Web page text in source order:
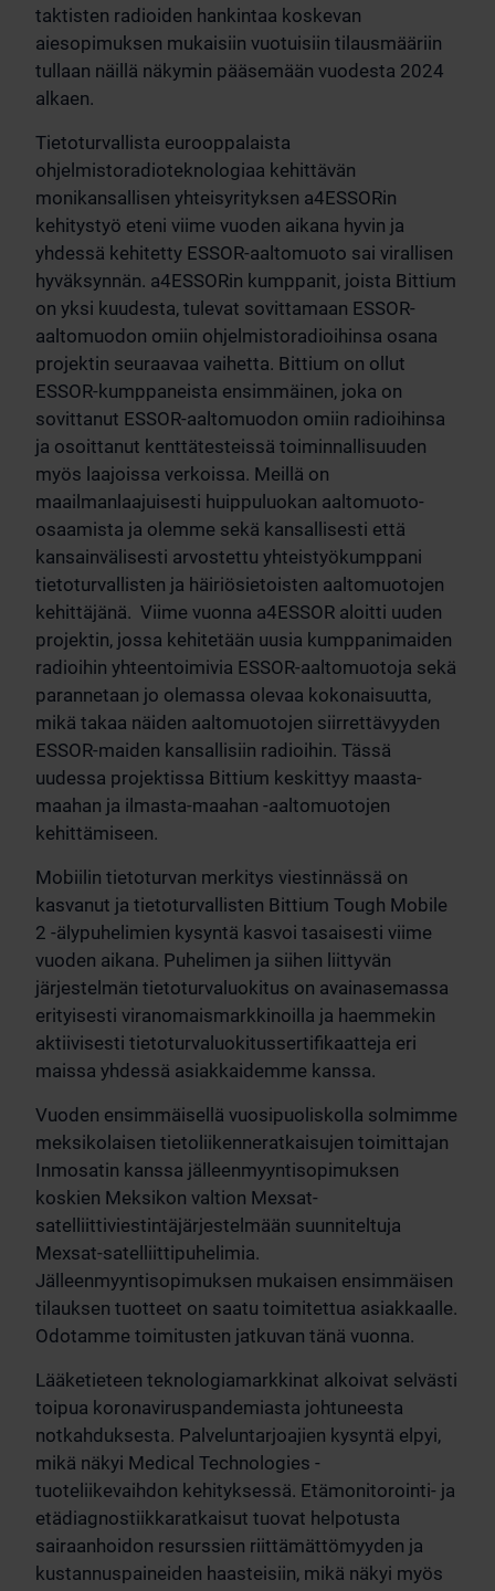
taktisten radioiden hankintaa koskevan
aiesopimuksen mukaisiin vuotuisiin tilausmääriin
tullaan näillä näkymin pääsemään vuodesta 2024
alkaen.
Tietoturvallista eurooppalaista
ohjelmistoradioteknologiaa kehittävän
monikansallisen yhteisyrityksen a4ESSORin
kehitystyö eteni viime vuoden aikana hyvin ja
yhdessä kehitetty ESSOR-aaltomuoto sai virallisen
hyväksynnän. a4ESSORin kumppanit, joista Bittium
on yksi kuudesta, tulevat sovittamaan ESSOR-
aaltomuodon omiin ohjelmistoradioihinsa osana
projektin seuraavaa vaihetta. Bittium on ollut
ESSOR-kumppaneista ensimmäinen, joka on
sovittanut ESSOR-aaltomuodon omiin radioihinsa
ja osoittanut kenttätesteissä toiminnallisuuden
myös laajoissa verkoissa. Meillä on
maailmanlaajuisesti huippuluokan aaltomuoto-
osaamista ja olemme sekä kansallisesti että
kansainvälisesti arvostettu yhteistyökumppani
tietoturvallisten ja häiriösietoisten aaltomuotojen
kehittäjänä. Viime vuonna a4ESSOR aloitti uuden
projektin, jossa kehitetään uusia kumppanimaiden
radioihin yhteentoimivia ESSOR-aaltomuotoja sekä
parannetaan jo olemassa olevaa kokonaisuutta,
mikä takaa näiden aaltomuotojen siirrettävyyden
ESSOR-maiden kansallisiin radioihin. Tässä
uudessa projektissa Bittium keskittyy maasta-
maahan ja ilmasta-maahan -aaltomuotojen
kehittämiseen.
Mobiilin tietoturvan merkitys viestinnässä on
kasvanut ja tietoturvallisten Bittium Tough Mobile
2 -älypuhelimien kysyntä kasvoi tasaisesti viime
vuoden aikana. Puhelimen ja siihen liittyvän
järjestelmän tietoturvaluokitus on avainasemassa
erityisesti viranomaismarkkinoilla ja haemmekin
aktiivisesti tietoturvaluokitussertifikaatteja eri
maissa yhdessä asiakkaidemme kanssa.
Vuoden ensimmäisellä vuosipuoliskolla solmimme
meksikolaisen tietoliikenneratkaisujen toimittajan
Inmosatin kanssa jälleenmyyntisopimuksen
koskien Meksikon valtion Mexsat-
satelliittiviestintäjärjestelmään suunniteltuja
Mexsat-satelliittipuhelimia.
Jälleenmyyntisopimuksen mukaisen ensimmäisen
tilauksen tuotteet on saatu toimitettua asiakkaalle.
Odotamme toimitusten jatkuvan tänä vuonna.
Lääketieteen teknologiamarkkinat alkoivat selvästi
toipua koronaviruspandemiasta johtuneesta
notkahduksesta. Palveluntarjoajien kysyntä elpyi,
mikä näkyi Medical Technologies -
tuoteliikevaihdon kehityksessä. Etämonitorointi- ja
etädiagnostiikkaratkaisut tuovat helpotusta
sairaanhoidon resurssien riittämättömyyden ja
kustannuspaineiden haasteisiin, mikä näkyi myös